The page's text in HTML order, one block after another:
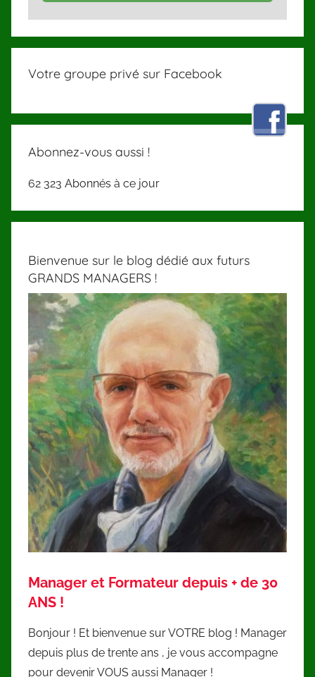
Votre groupe privé sur Facebook
Abonnez-vous aussi !
62 323 Abonnés à ce jour
Bienvenue sur le blog dédié aux futurs
GRANDS MANAGERS !
Manager et Formateur depuis + de 30
ANS !
Bonjour ! Et bienvenue sur VOTRE blog ! Manager
depuis plus de trente ans , je vous accompagne
pour devenir VOUS aussi Manager !